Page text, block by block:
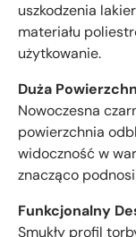
uszkodzenia
materiału
użytkowanie.
Duża
Nowoczesna
powierzchnia
widoczność w
znacząco
Funkcjonalny
Smukły profil